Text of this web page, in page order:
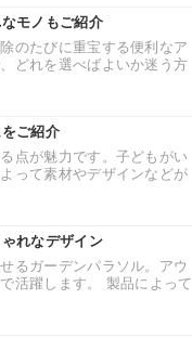
モノもご紹介
のたびに重宝する便利なア
どれを選べばよいか迷う方
ご紹介
点が魅力です。子どもがい
って素材やデザインなどが
れなデザイン
るガーデンパラソル。アウ
活躍します。 製品によって